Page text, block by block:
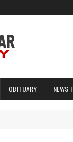
OBITUARY NEWS